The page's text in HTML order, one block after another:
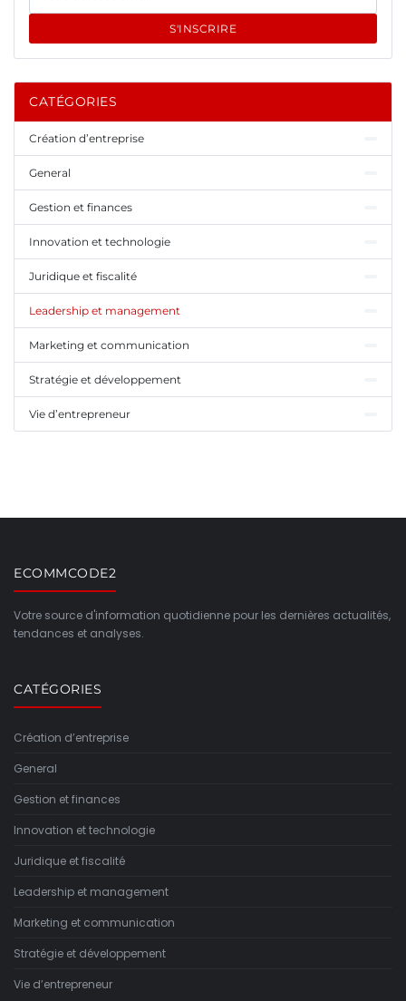
S'INSCRIRE
CATÉGORIES
Création d’entreprise
General
Gestion et finances
Innovation et technologie
Juridique et fiscalité
Leadership et management
Marketing et communication
Stratégie et développement
Vie d’entrepreneur
ECOMMCODE2
Votre source d'information quotidienne pour les dernières actualités,
tendances et analyses.
CATÉGORIES
Création d’entreprise
General
Gestion et finances
Innovation et technologie
Juridique et fiscalité
Leadership et management
Marketing et communication
Stratégie et développement
Vie d’entrepreneur